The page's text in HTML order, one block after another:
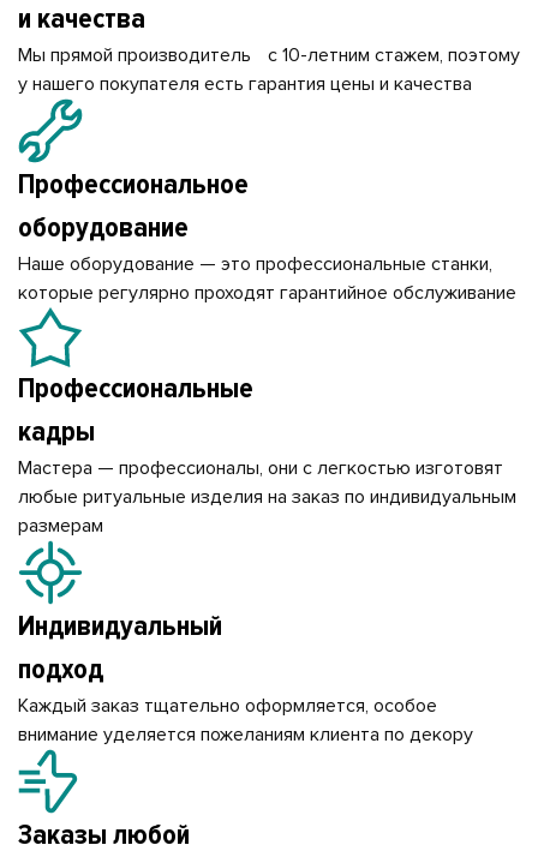
и качества
Мы прямой производитель с 10-летним стажем, поэтому
у нашего покупателя есть гарантия цены и качества
Профессиональное
оборудование
Наше оборудование — это профессиональные станки,
которые регулярно проходят гарантийное обслуживание
Профессиональные
кадры
Мастера — профессионалы, они с легкостью изготовят
любые ритуальные изделия на заказ по индивидуальным
размерам
Индивидуальный
подход
Каждый заказ тщательно оформляется, особое
внимание уделяется пожеланиям клиента по декору
Заказы любой